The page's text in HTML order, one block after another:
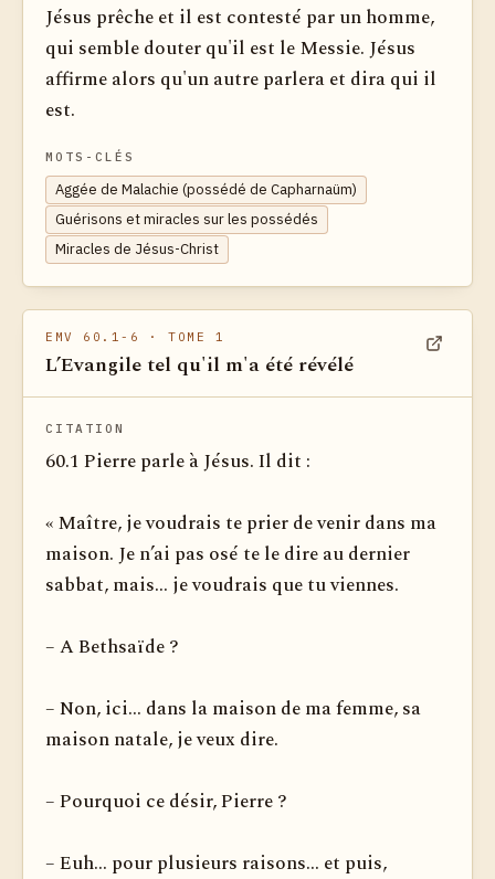
Jésus prêche et il est contesté par un homme,
qui semble douter qu'il est le Messie. Jésus
affirme alors qu'un autre parlera et dira qui il
est.
MOTS-CLÉS
Aggée de Malachie (possédé de Capharnaüm)
Guérisons et miracles sur les possédés
Miracles de Jésus-Christ
EMV 60.1-6 · TOME 1
L’Evangile tel qu'il m'a été révélé
CITATION
60.1 Pierre parle à Jésus. Il dit :
« Maître, je voudrais te prier de venir dans ma
maison. Je n’ai pas osé te le dire au dernier
sabbat, mais... je voudrais que tu viennes.
– A Bethsaïde ?
– Non, ici... dans la maison de ma femme, sa
maison natale, je veux dire.
– Pourquoi ce désir, Pierre ?
– Euh... pour plusieurs raisons... et puis,